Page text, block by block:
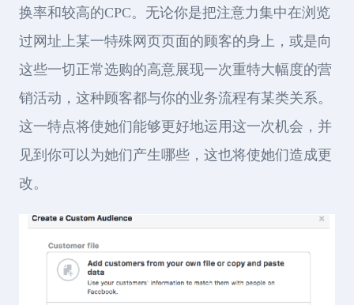
换率和较高的CPC。无论你是把注意力集中在浏览
过网址上某一特殊网页页面的顾客的身上，或是向
这些一切正常选购的高意展现一次重特大幅度的营
销活动，这种顾客都与你的业务流程有某类关系。
这一特点将使她们能够更好地运用这一次机会，并
见到你可以为她们产生哪些，这也将使她们造成更
改。